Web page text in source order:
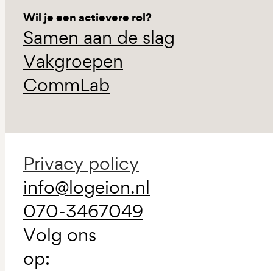
Wil je een actievere rol?
Samen aan de slag
Vakgroepen
CommLab
Privacy policy
info@logeion.nl
070-3467049
Volg ons
op: